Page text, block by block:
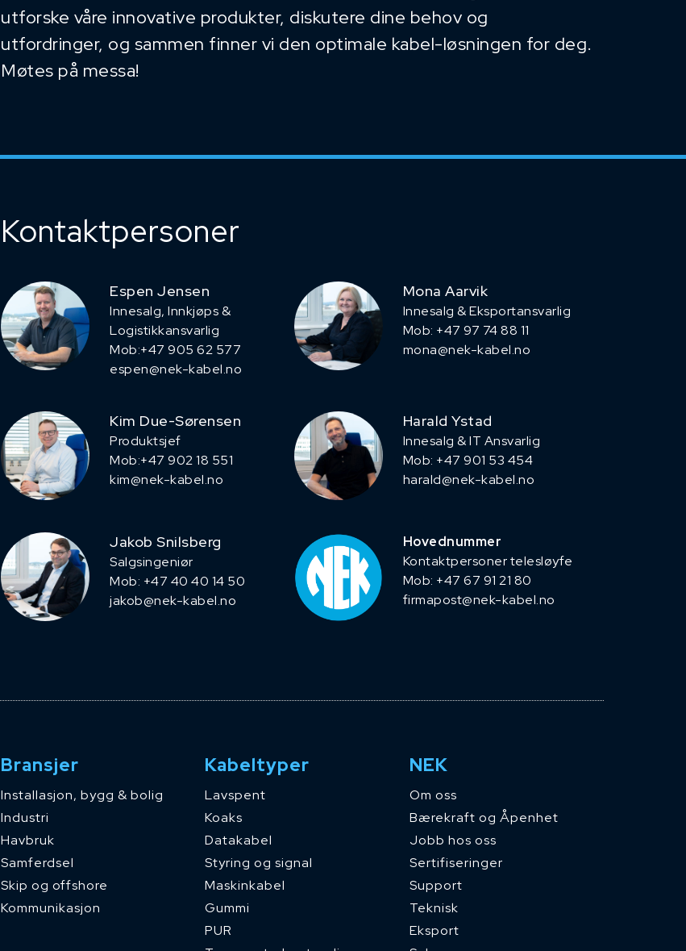
utforske våre innovative produkter, diskutere dine behov og
utfordringer, og sammen finner vi den optimale kabel-løsningen for deg.
Møtes på messa!
Kontaktpersoner
Espen Jensen
Innesalg, ​Innkjøps &
Logistikkansvarlig
Mob:+47 905 62 577
espen@nek-kabel.no
Mona Aarvik
Innesalg & Eksportansvarlig
Mob: +47 97 74 88 11
mona@nek-kabel.no
Kim Due-Sørensen
Produktsjef
​Mob:+47 902 18 551
kim@nek-kabel.no
Harald Ystad
Innesalg & IT Ansvarlig
Mob: +47 901 53 454
harald@nek-kabel.no
Jakob Snilsberg
​Salgsingeniør
Mob: +47 40 40 14 50
jakob@nek-kabel.no
Hovednummer
Kontaktpersoner telesløyfe
Mob: +47 67 91 21 80
firmapost@nek-kabel.no
Bransjer
Installasjon, bygg & bolig
Industri
Havbruk
Samferdsel
Skip og offshore
Kommunikasjon
Kabeltyper
Lavspent
Koaks
Datakabel
Styring og signal
Maskinkabel
Gummi
PUR
NEK
Om oss
Bærekraft og Åpenhet
Jobb hos oss
Sertifiseringer
Support
Teknisk
Eksport